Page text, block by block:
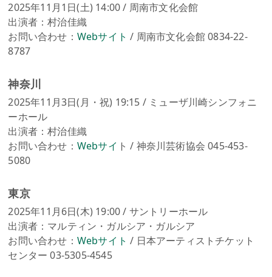
2025年11月1日(土) 14:00 / 周南市文化会館
出演者：村治佳織
お問い合わせ： Webサイト / 周南市文化会館 0834-22-
8787
神奈川
2025年11月3日(月・祝) 19:15 / ミューザ川崎シンフォニ
ーホール
出演者：村治佳織
お問い合わせ： Webサイ ト / 神奈川芸術協会 045-453-
5080
東京
2025年11月6日(木) 19:00 / サントリーホール
出演者：マルティン・ガルシア・ガルシア
お問い合わせ： Webサイト / 日本アーティストチケット
センター 03-5305-4545